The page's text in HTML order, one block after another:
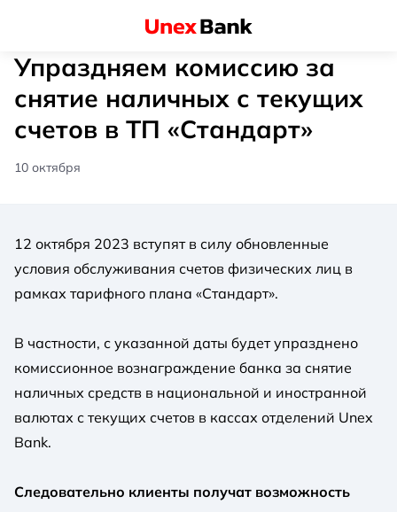
Упраздняем комиссию за
снятие наличных с текущих
счетов в ТП «Стандарт»
10 октября
12 октября 2023 вступят в силу обновленные
условия обслуживания счетов физических лиц в
рамках тарифного плана «Стандарт».
В частности, с указанной даты будет упразднено
комиссионное вознаграждение банка за снятие
наличных средств в национальной и иностранной
валютах с текущих счетов в кассах отделений Unex
Bank.
Следовательно клиенты получат возможность